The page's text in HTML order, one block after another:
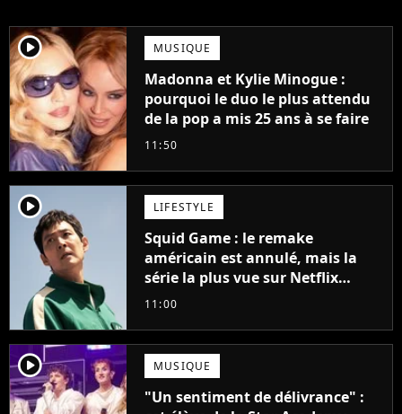
player2 MUSIQUE
Madonna et Kylie Minogue :
pourquoi le duo le plus attendu
de la pop a mis 25 ans à se faire
11:50
player2 LIFESTYLE
Squid Game : le remake
américain est annulé, mais la
série la plus vue sur Netflix
pourrait avoir une version
11:00
player2 MUSIQUE
"Un sentiment de délivrance" :